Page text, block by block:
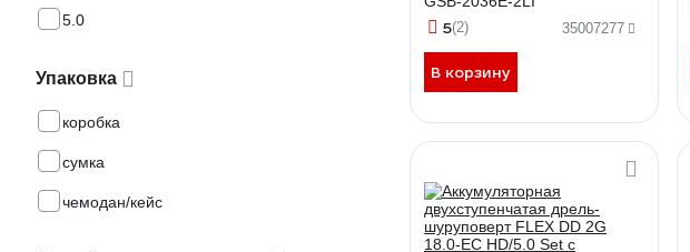
5.0
Упаковка
коробка
сумка
чемодан/кейс
5(2) 35007277
В корзину